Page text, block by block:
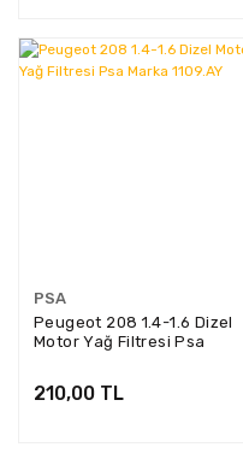
PSA
Peugeot 208 1.4-1.6 Dizel
Motor Yağ Filtresi Psa
210,00 TL